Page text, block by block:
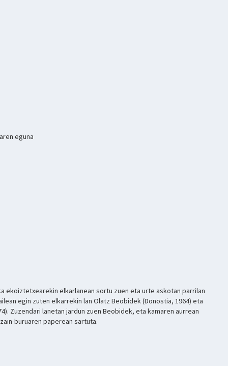
eguna
ekoiztetxearekin elkarlanean sortu zuen eta urte askotan parrilan
egin zuten elkarrekin lan Olatz Beobidek (Donostia, 1964) eta
Zuzendari lanetan jardun zuen Beobidek, eta kamaren aurrean
buruaren paperean sartuta.